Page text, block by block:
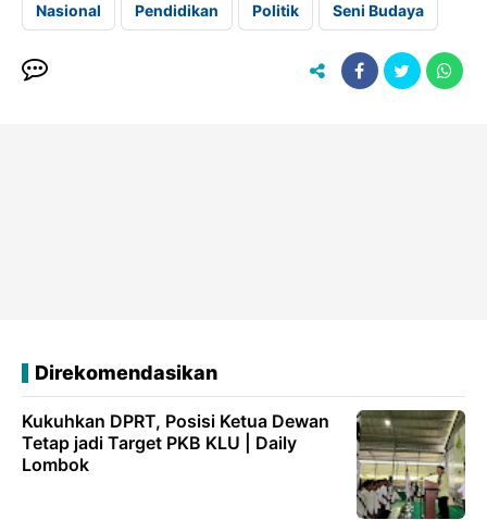
Nasional Pendidikan Politik Seni Budaya
Direkomendasikan
Kukuhkan DPRT, Posisi Ketua Dewan
Tetap jadi Target PKB KLU | Daily
Lombok